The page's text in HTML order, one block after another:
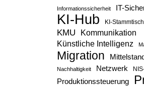
Informationssicherheit IT-
KI-Hub KI-Stammtisch
KMU
Kommunikation
Künstliche Intelligenz
Migration Mittelstand
Nachhaltigkeit Netzwerk
Produktionssteuerung